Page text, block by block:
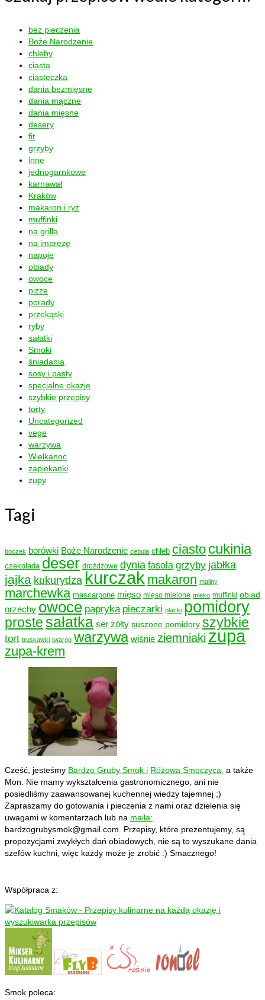
bez pieczenia
Boże Narodzenie
chleby
ciasta
ciasteczka
dania bezmięsne
dania mączne
dania mięsne
desery
fit
grzyby
inne
jednogarnkowe
karnawał
Kraków
makaron i ryż
muffinki
na grilla
na imprezę
napoje
obiady
owoce
pizze
porady
przekąski
ryby
sałatki
Smoki
śniadania
sosy i pasty
specjalne okazje
szybkie przepisy
torty
Uncategorized
vege
warzywa
Wielkanoc
zapiekanki
zupy
Tagi
boczek borówki Boże Narodzenie cebula chleb ciasto cukinia
czekolada deser drożdżowe dynia fasola grzyby jabłka
jajka kukurydza kurczak makaron maliny
marchewka mascarpone mięso mięso mielone mleko muffinki obiad
orzechy owoce papryka pieczarki placki pomidory
proste sałatka ser żółty suszone pomidory szybkie
tort truskawki twaróg warzywa wiśnie ziemniakizupa
zupa-krem
Cześć, jesteśmy Bardzo Gruby Smok i Różowa Smoczyca, a także
Mon. Nie mamy wykształcenia gastronomicznego, ani nie
posiedliśmy zaawansowanej kuchennej wiedzy tajemnej ;)
Zapraszamy do gotowania i pieczenia z nami oraz dzielenia się
uwagami w komentarzach lub na maila:
bardzogrubysmok@gmail.com . Przepisy, które prezentujemy, są
propozycjami zwykłych dań obiadowych, nie są to wyszukane dania
szefów kuchni, więc każdy może je zrobić :) Smacznego!
Współpraca z:
Smok poleca: